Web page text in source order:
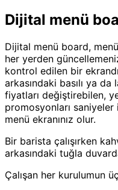
Dijital menü
Dijital menü board,
her yerden
kontrol edilen bir
arkasındaki basılı ya
fiyatları değiştirebilen,
promosyonları
menü ekranınız olur.
Bir barista çalışırken
arkasındaki tuğla
Çalışan her kurulumun